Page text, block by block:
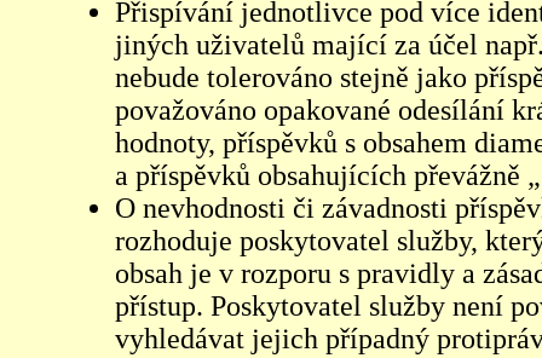
Přispívání jednotlivce pod více
jiných uživatelů mající za účel
nebude tolerováno stejně jako
považováno opakované odesílání
hodnoty, příspěvků s obsahem
a příspěvků obsahujících převážně
O nevhodnosti či závadnosti
rozhoduje poskytovatel služby,
obsah je v rozporu s pravidly a
přístup. Poskytovatel služby není
vyhledávat jejich případný